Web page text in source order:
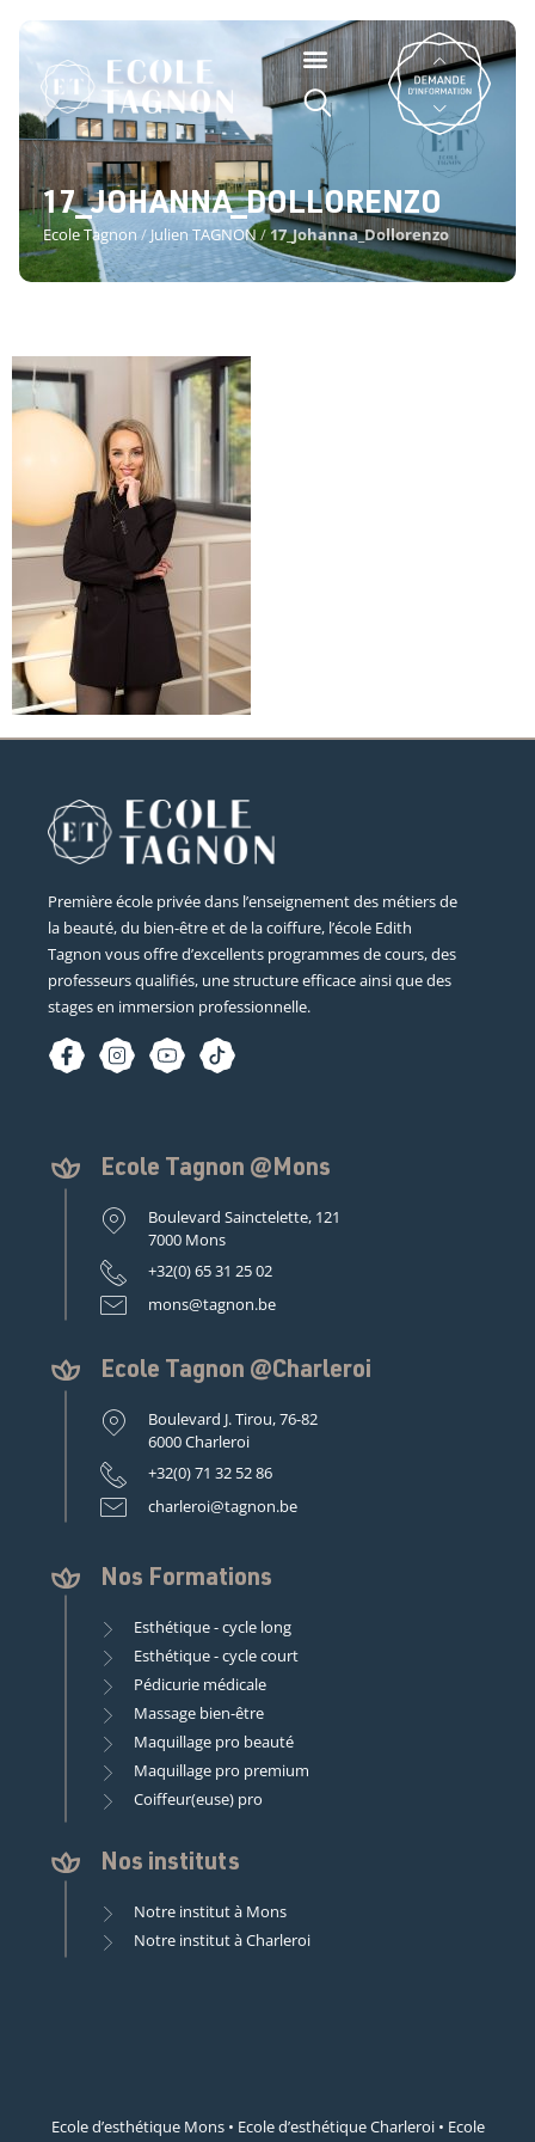
17_JOHANNA_DOLLORENZO
Ecole Tagnon / Julien TAGNON/17_Johanna_Dollorenzo
Première école privée dans l’enseignement des métiers de
la beauté, du bien-être et de la coiffure, l’école Edith
Tagnon vous offre d’excellents programmes de cours, des
professeurs qualifiés, une structure efficace ainsi que des
stages en immersion professionnelle.
Ecole Tagnon @Mons
Boulevard Sainctelette, 121
7000 Mons
+32(0) 65 31 25 02
mons@tagnon.be
Ecole Tagnon @Charleroi
Boulevard J. Tirou, 76-82
6000 Charleroi
+32(0) 71 32 52 86
charleroi@tagnon.be
Nos Formations
Esthétique - cycle long
Esthétique - cycle court
Pédicurie médicale
Massage bien-être
Maquillage pro beauté
Maquillage pro premium
Coiffeur(euse) pro
Nos instituts
Notre institut à Mons
Notre institut à Charleroi
Ecole d’esthétique Mons • Ecole d’esthétique Charleroi • Ecole